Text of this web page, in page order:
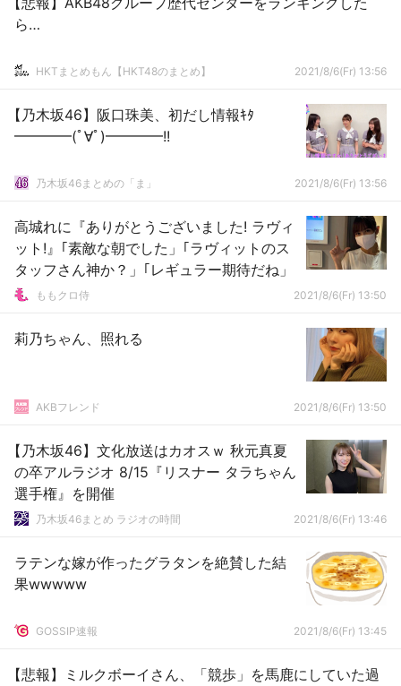
ら…
HKTまとめもん【HKT48のまとめ】 2021/8/6(Fr) 13:56
【乃木坂46】阪口珠美、初だし情報ｷﾀ
━━━━(ﾟ∀ﾟ)━━━━!!
乃木坂46まとめの「ま」 2021/8/6(Fr) 13:56
高城れに『ありがとうございました! ラヴィ
ット!』｢素敵な朝でした」｢ラヴィットのス
タッフさん神か？」｢レギュラー期待だね」
ももクロ侍 2021/8/6(Fr) 13:50
莉乃ちゃん、照れる
AKBフレンド 2021/8/6(Fr) 13:50
【乃木坂46】文化放送はカオスｗ 秋元真夏
の卒アルラジオ 8/15『リスナー タラちゃん
選手権』を開催
乃木坂46まとめ ラジオの時間 2021/8/6(Fr) 13:46
ラテンな嫁が作ったグラタンを絶賛した結
果wwwww
GOSSIP速報 2021/8/6(Fr) 13:45
【悲報】ミルクボーイさん、「競歩」を馬鹿にしていた過